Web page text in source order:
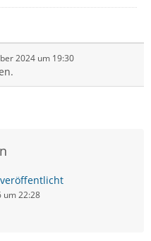
2024 um 19:30
um 22:28